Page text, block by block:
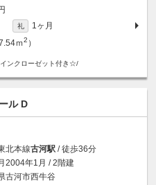
礼
1ヶ月
ｍ2 ）
ンクローゼット付き☆/
ル D
北本線古河駅 / 徒歩36分
2004年1月 / 2階建
古河市西牛谷